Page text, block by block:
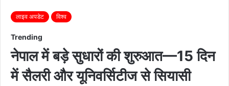
लाइव अपडेट विश्व
Trending
नेपाल में बड़े सुधारों की शुरुआत—15 दिन
में सैलरी और यूनिवर्सिटीज से सियासी